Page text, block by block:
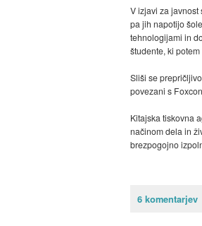
V izjavi za javnost
pa jih napotijo
tehnologijami in
študente, ki
Sliši se
povezani s
Kitajska tiskovna
načinom dela in
brezpogojno
6 komentarjev